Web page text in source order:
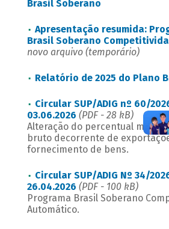
Brasil Soberano
Apresentação resumida:
Brasil Soberano
novo arquivo (temporário)
Relatório de 2025 do Plano
Circular SUP/ADIG nº 60/
03.06.2026 (PDF - 28 kB)
Alteração do percentual
bruto decorrente de
fornecimento de bens.
Circular SUP/ADIG Nº 34/
26.04.2026 (PDF - 100 kB)
Programa Brasil Soberano
Automático.